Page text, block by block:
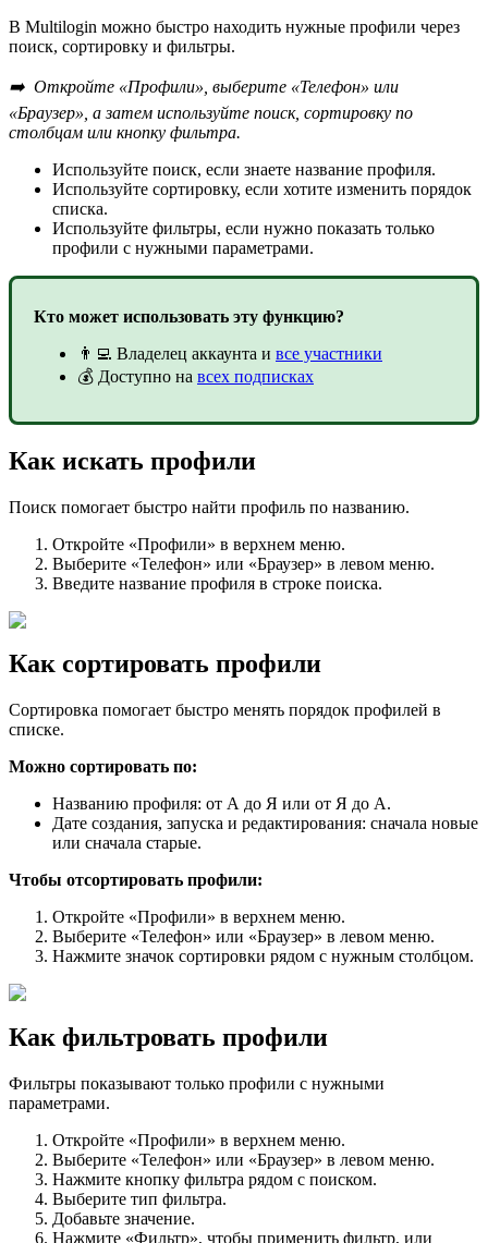
В Multilogin можно быстро находить нужные профили через
поиск, сортировку и фильтры.
➡️ Откройте «Профили», выберите «Телефон» или
«Браузер», а затем используйте поиск, сортировку по
столбцам или кнопку фильтра.
Используйте поиск, если знаете название профиля.
Используйте сортировку, если хотите изменить порядок
списка.
Используйте фильтры, если нужно показать только
профили с нужными параметрами.
Кто может использовать эту функцию?
👨‍💻 Владелец аккаунта и все участники
💰 Доступно на всех подписках
Как искать профили
Поиск помогает быстро найти профиль по названию.
Откройте «Профили» в верхнем меню.
Выберите «Телефон» или «Браузер» в левом меню.
Введите название профиля в строке поиска.
Как сортировать профили
Сортировка помогает быстро менять порядок профилей в
списке.
Можно сортировать по:
Названию профиля: от А до Я или от Я до А.
Дате создания, запуска и редактирования: сначала новые
или сначала старые.
Чтобы отсортировать профили:
Откройте «Профили» в верхнем меню.
Выберите «Телефон» или «Браузер» в левом меню.
Нажмите значок сортировки рядом с нужным столбцом.
Как фильтровать профили
Фильтры показывают только профили с нужными
параметрами.
Откройте «Профили» в верхнем меню.
Выберите «Телефон» или «Браузер» в левом меню.
Нажмите кнопку фильтра рядом с поиском.
Выберите тип фильтра.
Добавьте значение.
Нажмите «Фильтр», чтобы применить фильтр, или